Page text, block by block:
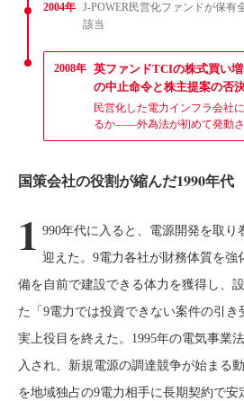
2004年 J-POWER民営化ファンドが保有
該当
2008年 英ファンドTCIの株式買い
の中止命令と株主提案の否
民営化した電力インフラ会社
るか——外為法が初めて発動
国策会社の役割が縮んだ1990年代
1 990年代に入ると、電源開発を取り
迎えた。9電力各社が財務体質を強
備を自前で建設できる体力を獲得し、
た「9電力では投資できない案件の引
実上役目を終えた。1995年の電気事業
入され、新規電源の調達競争が始まる
を地域独占の9電力相手に長期契約で